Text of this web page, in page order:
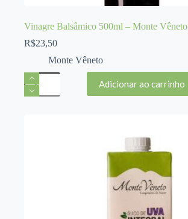
Vinagre Balsâmico 500ml – Monte Vêneto
R$23,50
Monte Vêneto
Vinagre
Balsâmico
500ml
Adicionar ao carrinho